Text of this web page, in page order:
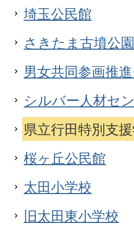
埼玉公民館
さきたま古墳公園
男女共同参画推
シルバー人材セ
県立行田特別支
桜ヶ丘公民館
太田小学校
旧太田東小学校